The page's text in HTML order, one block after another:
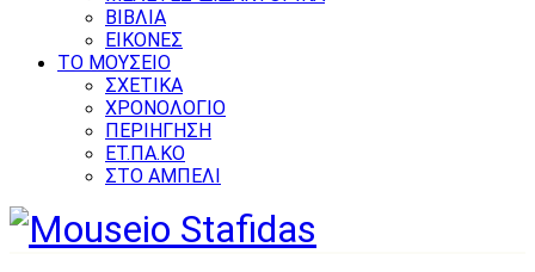
ΒΙΒΛΙΑ
ΕΙΚΟΝΕΣ
ΤΟ ΜΟΥΣΕΙΟ
ΣΧΕΤΙΚΑ
ΧΡΟΝΟΛΟΓΙΟ
ΠΕΡΙΗΓΗΣΗ
ΕΤ.ΠΑ.ΚΟ
ΣΤΟ ΑΜΠΕΛΙ